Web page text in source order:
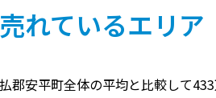
れているエリア
郡安平町全体の平均と比較して433